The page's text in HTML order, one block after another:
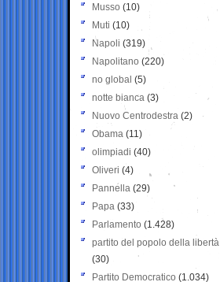
Musso (10)
Muti (10)
Napoli (319)
Napolitano (220)
no global (5)
notte bianca (3)
Nuovo Centrodestra (2)
Obama (11)
olimpiadi (40)
Oliveri (4)
Pannella (29)
Papa (33)
Parlamento (1.428)
partito del popolo della libertà
(30)
Partito Democratico (1.034)